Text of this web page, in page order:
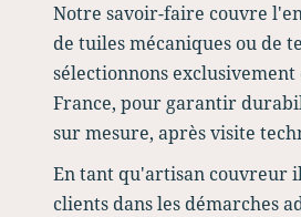
Notre savoir-faire couvre
de tuiles mécaniques ou de
sélectionnons
France, pour garantir
sur mesure, après visite
En tant qu'artisan couvreur
clients dans les démarches